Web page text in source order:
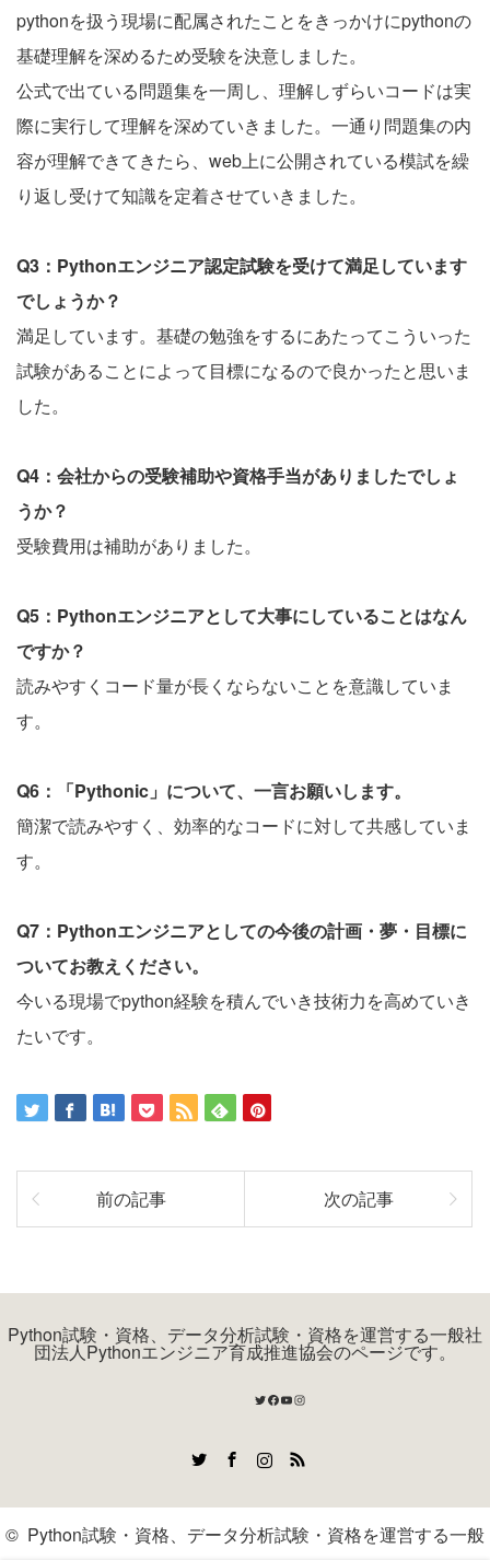
pythonを扱う現場に配属されたことをきっかけにpythonの
基礎理解を深めるため受験を決意しました。
公式で出ている問題集を一周し、理解しずらいコードは実
際に実行して理解を深めていきました。一通り問題集の内
容が理解できてきたら、web上に公開されている模試を繰
り返し受けて知識を定着させていきました。
Q3：Pythonエンジニア認定試験を受けて満足しています
でしょうか？
満足しています。基礎の勉強をするにあたってこういった
試験があることによって目標になるので良かったと思いま
した。
Q4：会社からの受験補助や資格手当がありましたでしょ
うか？
受験費用は補助がありました。
Q5：Pythonエンジニアとして大事にしていることはなん
ですか？
読みやすくコード量が長くならないことを意識していま
す。
Q6：「Pythonic」について、一言お願いします。
簡潔で読みやすく、効率的なコードに対して共感していま
す。
Q7：Pythonエンジニアとしての今後の計画・夢・目標に
ついてお教えください。
今いる現場でpython経験を積んでいき技術力を高めていき
たいです。
前の記事 次の記事
Python試験・資格、データ分析試験・資格を運営する一般社
団法人Pythonエンジニア育成推進協会のページです。
Twitter
Facebook
YouTube
Instagram
RSS
© Python試験・資格、データ分析試験・資格を運営する一般